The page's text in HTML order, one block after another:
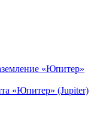
«Юпитер»
«Юпитер» (Jupiter)